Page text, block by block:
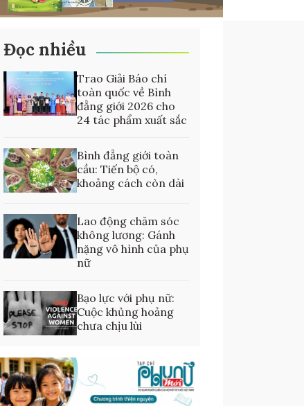
Đọc nhiều
Trao Giải Báo chí
toàn quốc về Bình
đẳng giới 2026 cho
24 tác phẩm xuất sắc
Bình đẳng giới toàn
cầu: Tiến bộ có,
khoảng cách còn dài
Lao động chăm sóc
không lương: Gánh
nặng vô hình của phụ
nữ
Bạo lực với phụ nữ:
Cuộc khủng hoảng
chưa chịu lùi